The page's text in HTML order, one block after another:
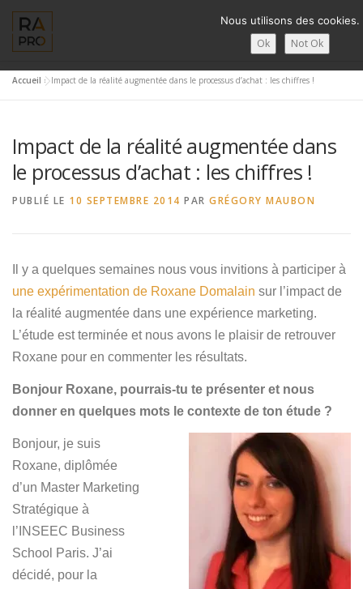
contenu
CONTACTS FRANÇAIS
English
Deutsch
日本語
Accueil »Impact de la réalité augmentée dans le processus d’achat : les chiffres !
Impact de la réalité augmentée dans
le processus d’achat : les chiffres !
PUBLIÉ LE 10 SEPTEMBRE 2014 PAR GRÉGORY MAUBON
Il y a quelques semaines nous vous invitions à participer à
une expérimentation de Roxane Domalain sur l’impact de
la réalité augmentée dans une expérience marketing.
L’étude est terminée et nous avons le plaisir de retrouver
Roxane pour en commenter les résultats.
Bonjour Roxane, pourrais-tu te présenter et nous
donner en quelques mots le contexte de ton étude ?
Bonjour, je suis
Roxane, diplômée
d’un Master Marketing
Stratégique à
l’INSEEC Business
School Paris. J’ai
décidé, pour la
Nous utilisons des cookies.
Ok Not Ok